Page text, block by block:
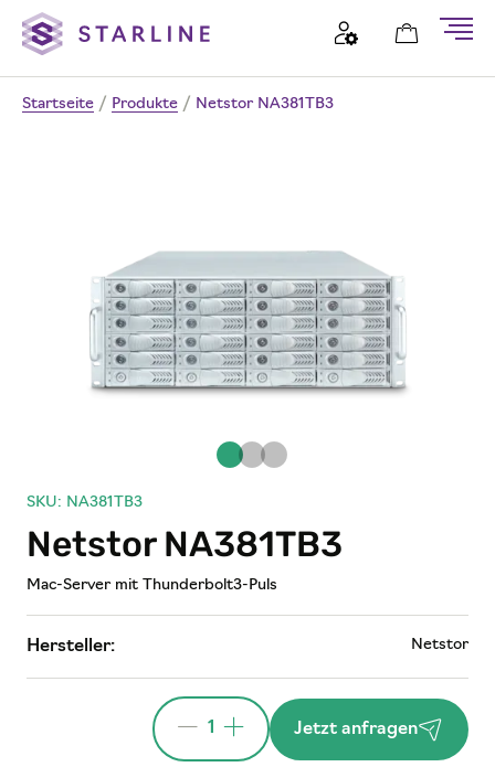
Startseite / Produkte / Netstor NA381TB3
SKU: NA381TB3
Netstor NA381TB3
Mac-Server mit Thunderbolt3-Puls
Hersteller: Netstor
1 Jetzt anfragen